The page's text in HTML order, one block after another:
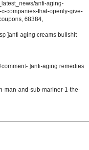
anti-aging-
companies-that-openly-give-
68384,
]anti aging creams bullshit
]anti-aging remedies
man-and-sub-mariner-1-the-